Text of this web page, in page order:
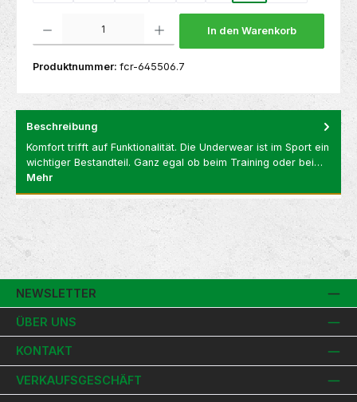
In den Warenkorb
Produktnummer: fcr-645506.7
Beschreibung
Komfort trifft auf Funktionalität. Die Underwear ist im Sport ein
wichtiger Bestandteil. Ganz egal ob beim Training oder bei…
Mehr
NEWSLETTER
ÜBER UNS
KONTAKT
VERKAUFSGESCHÄFT